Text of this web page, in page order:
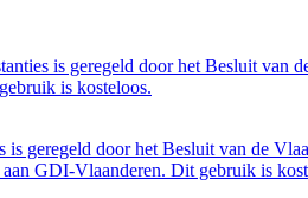
is geregeld door het Besluit van
is kosteloos.
geregeld door het Besluit van de
GDI-Vlaanderen. Dit gebruik is